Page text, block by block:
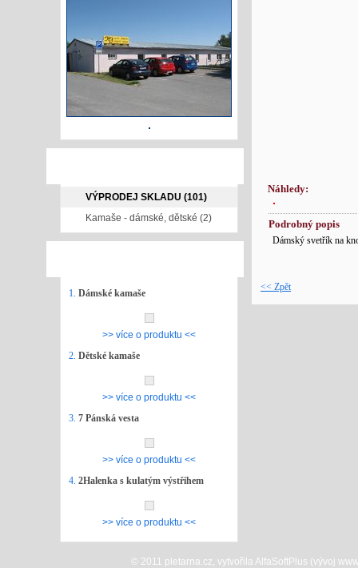
VÝPRODEJ SKLADU (101)
Kamaše - dámské, dětské (2)
1. Dámské kamaše
>> více o produktu <<
2. Dětské kamaše
>> více o produktu <<
3. 7 Pánská vesta
>> více o produktu <<
4. 2Halenka s kulatým výstřihem
>> více o produktu <<
Náhledy:
Podrobný popis
Dámský svetřík na
<< Zpět
© 2011 pletarna.cz, vytvořila AlfaSoftPlus (vývoj